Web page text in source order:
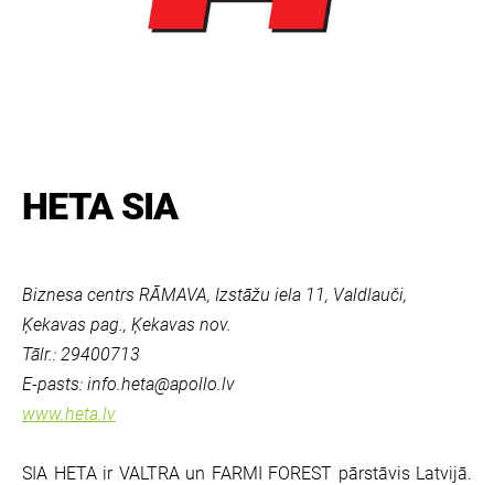
HETA SIA
Biznesa centrs RĀMAVA, Izstāžu iela 11, Valdlauči,
Ķekavas pag., Ķekavas nov.
Tālr.: 29400713
E-pasts: info.heta@apollo.lv
www.heta.lv
SIA HETA ir VALTRA un FARMI FOREST pārstāvis Latvijā.